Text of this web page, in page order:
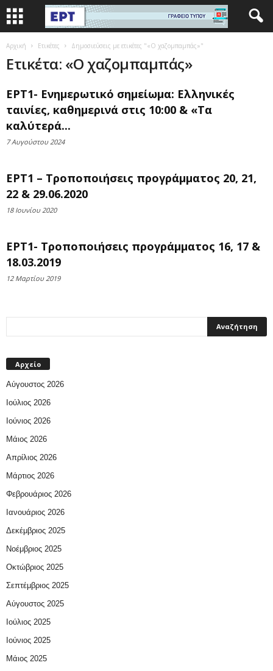
Αρχική Ετικέτες Δημοσιεύσεις με ετικέτες "«Ο χαζομπαμπάς»"
Ετικέτα: «Ο χαζομπαμπάς»
ΕΡΤ1- Ενημερωτικό σημείωμα: Ελληνικές
ταινίες, καθημερινά στις 10:00 & «Τα
καλύτερά...
7 Αυγούστου 2024
ΕΡΤ1 – Τροποποιήσεις προγράμματος 20, 21,
22 & 29.06.2020
18 Ιουνίου 2020
ΕΡΤ1- Τροποποιήσεις προγράμματος 16, 17 &
18.03.2019
12 Μαρτίου 2019
Αρχείο
Αύγουστος 2026
Ιούλιος 2026
Ιούνιος 2026
Μάιος 2026
Απρίλιος 2026
Μάρτιος 2026
Φεβρουάριος 2026
Ιανουάριος 2026
Δεκέμβριος 2025
Νοέμβριος 2025
Οκτώβριος 2025
Σεπτέμβριος 2025
Αύγουστος 2025
Ιούλιος 2025
Ιούνιος 2025
Μάιος 2025